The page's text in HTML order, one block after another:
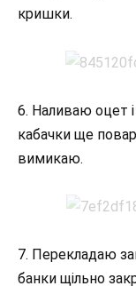
кришки.
6. Наливаю оцет
кабачки ще
вимикаю.
7. Перекладаю
банки щільно